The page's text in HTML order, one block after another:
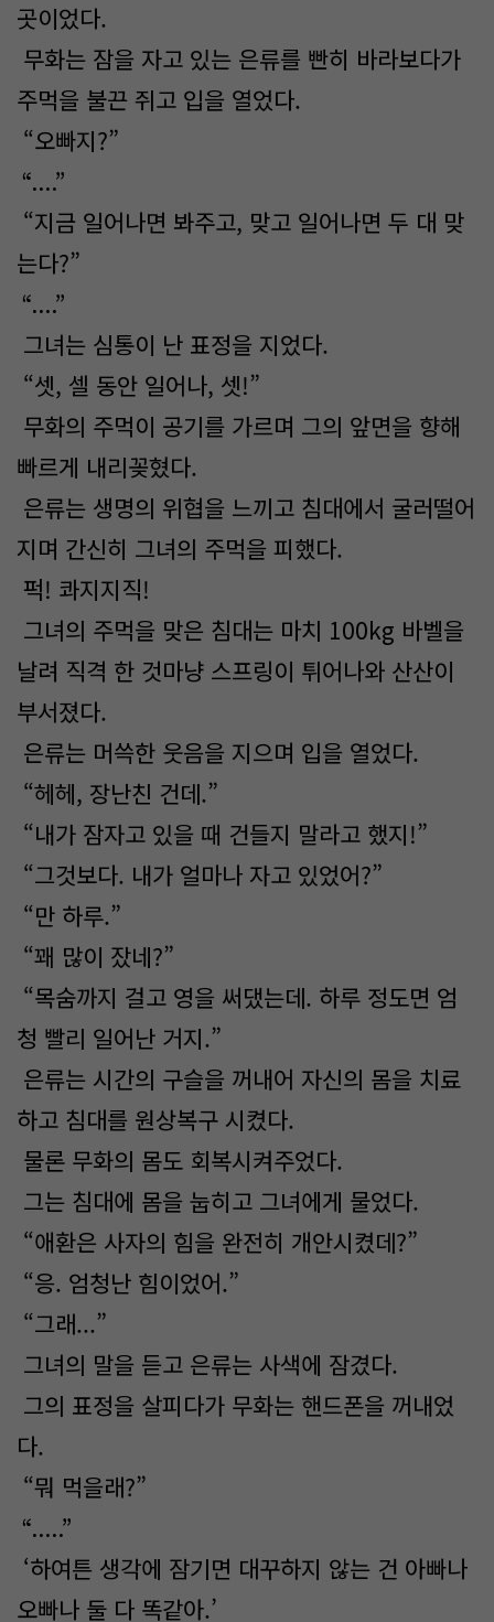
곳이었다.
무화는 잠을 자고 있는 은류를 빤히 바라보다가
주먹을 불끈 쥐고 입을 열었다.
“오빠지?”
“....”
“지금 일어나면 봐주고, 맞고 일어나면 두 대 맞
는다?”
“....”
그녀는 심통이 난 표정을 지었다.
“셋, 셀 동안 일어나, 셋!”
무화의 주먹이 공기를 가르며 그의 앞면을 향해
빠르게 내리꽂혔다.
은류는 생명의 위협을 느끼고 침대에서 굴러떨어
지며 간신히 그녀의 주먹을 피했다.
퍽! 콰지지직!
그녀의 주먹을 맞은 침대는 마치 100kg 바벨을
날려 직격 한 것마냥 스프링이 튀어나와 산산이
부서졌다.
은류는 머쓱한 웃음을 지으며 입을 열었다.
“헤헤, 장난친 건데.”
“내가 잠자고 있을 때 건들지 말라고 했지!”
“그것보다. 내가 얼마나 자고 있었어?”
“만 하루.”
“꽤 많이 잤네?”
“목숨까지 걸고 영을 써댔는데. 하루 정도면 엄
청 빨리 일어난 거지.”
은류는 시간의 구슬을 꺼내어 자신의 몸을 치료
하고 침대를 원상복구 시켰다.
물론 무화의 몸도 회복시켜주었다.
그는 침대에 몸을 눕히고 그녀에게 물었다.
“애환은 사자의 힘을 완전히 개안시켰데?”
“응. 엄청난 힘이었어.”
“그래...”
그녀의 말을 듣고 은류는 사색에 잠겼다.
그의 표정을 살피다가 무화는 핸드폰을 꺼내었
다.
“뭐 먹을래?”
“.....”
‘하여튼 생각에 잠기면 대꾸하지 않는 건 아빠나
오빠나 둘 다 똑같아.’